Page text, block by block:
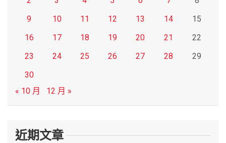
9
10 11 12 13 14
15
16
17 18 19 20 21
22
23
24 25 26 27 28
29
30
« 10 月
12 月 »
近期文章